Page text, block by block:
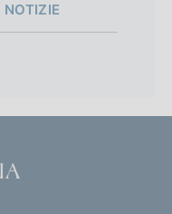
NOTIZIE